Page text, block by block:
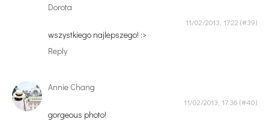
Dorota
11/02/2013, 17:22
wszystkiego najlepszego! :>
Reply
Annie Chang
11/02/2013, 17:36
gorgeous photo!